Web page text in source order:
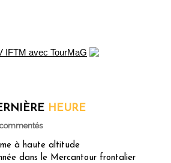
HEURE
commentés
à haute altitude
dans le Mercantour frontalier